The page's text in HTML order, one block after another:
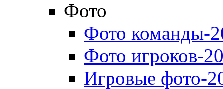
Фото
Фото команды-
Фото игроков-
Игровые фото-